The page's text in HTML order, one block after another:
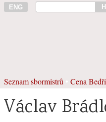
ENG
Seznam sbormistrů Cena
Václav